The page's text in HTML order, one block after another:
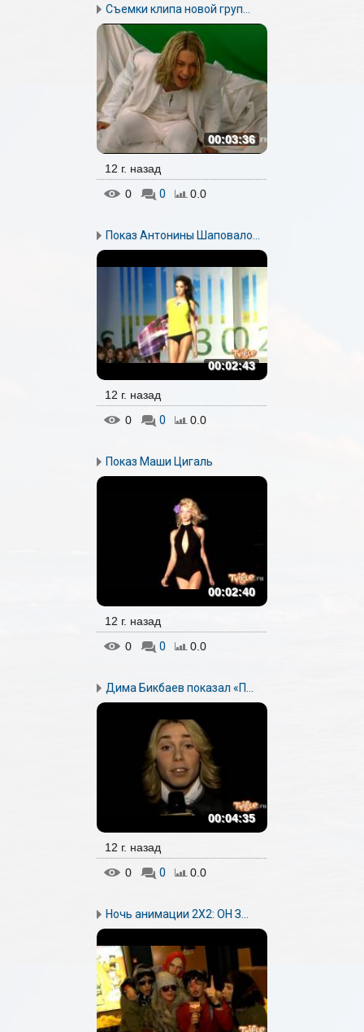
Съемки клипа новой груп...
00:03:36
12 г. назад
0
0 0.0
Показ Антонины Шаповало...
00:02:43
12 г. назад
0
0 0.0
Показ Маши Цигаль
00:02:40
12 г. назад
0
0 0.0
Дима Бикбаев показал «П...
00:04:35
12 г. назад
0
0 0.0
Ночь анимации 2Х2: ОН З...